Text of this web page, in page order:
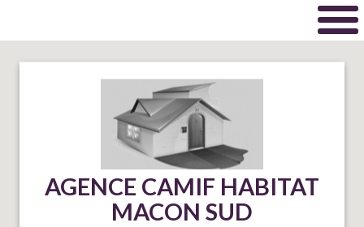
AGENCE CAMIF HABITAT
MACON SUD